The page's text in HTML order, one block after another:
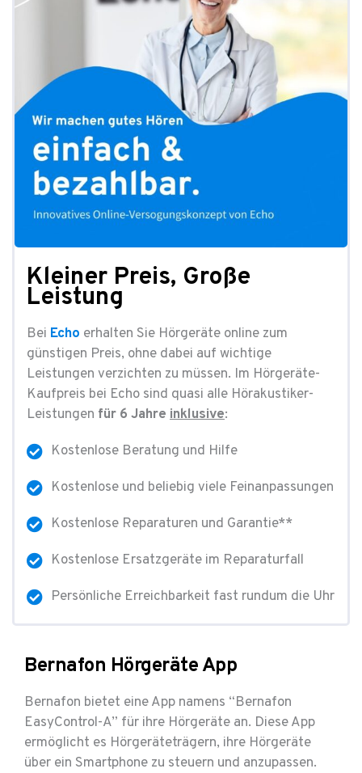
Kleiner Preis, Große
Leistung
Bei Echo erhalten Sie Hörgeräte online zum
günstigen Preis, ohne dabei auf wichtige
Leistungen verzichten zu müssen. Im Hörgeräte-
Kaufpreis bei Echo sind quasi alle Hörakustiker-
Leistungen für 6 Jahre inklusive:
Kostenlose Beratung und Hilfe
Kostenlose und beliebig viele Feinanpassungen
Kostenlose Reparaturen und Garantie**
Kostenlose Ersatzgeräte im Reparaturfall
Persönliche Erreichbarkeit fast rundum die Uhr
Bernafon Hörgeräte App
Bernafon bietet eine App namens “Bernafon
EasyControl-A” für ihre Hörgeräte an. Diese App
ermöglicht es Hörgeräteträgern, ihre Hörgeräte
über ein Smartphone zu steuern und anzupassen.